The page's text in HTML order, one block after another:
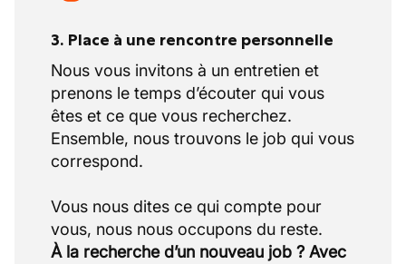
3. Place à une rencontre personnelle
Nous vous invitons à un entretien et
prenons le temps d’écouter qui vous
êtes et ce que vous recherchez.
Ensemble, nous trouvons le job qui vous
correspond.
Vous nous dites ce qui compte pour
À la recherche d’un nouveau job ? Avec